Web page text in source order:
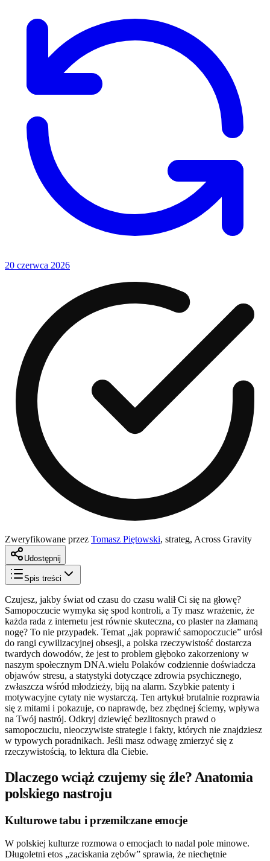
20 czerwca 2026
Zweryfikowane przez Tomasz Piętowski, strateg, Across Gravity
Udostępnij
Spis treści
Czujesz, jakby świat od czasu do czasu walił Ci się na głowę?
Samopoczucie wymyka się spod kontroli, a Ty masz wrażenie, że
każda rada z internetu jest równie skuteczna, co plaster na złamaną
nogę? To nie przypadek. Temat „jak poprawić samopoczucie” urósł
do rangi cywilizacyjnej obsesji, a polska rzeczywistość dostarcza
twardych dowodów, że jest to problem głęboko zakorzeniony w
naszym społecznym DNA.wielu Polaków codziennie doświadcza
objawów stresu, a statystyki dotyczące zdrowia psychicznego,
zwłaszcza wśród młodzieży, biją na alarm. Szybkie patenty i
motywacyjne cytaty nie wystarczą. Ten artykuł brutalnie rozprawia
się z mitami i pokazuje, co naprawdę, bez zbędnej ściemy, wpływa
na Twój nastrój. Odkryj dziewięć bezlitosnych prawd o
samopoczuciu, nieoczywiste strategie i fakty, których nie znajdziesz
w typowych poradnikach. Jeśli masz odwagę zmierzyć się z
rzeczywistością, to lektura dla Ciebie.
Dlaczego wciąż czujemy się źle? Anatomia
polskiego nastroju
Kulturowe tabu i przemilczane emocje
W polskiej kulturze rozmowa o emocjach to nadal pole minowe.
Długoletni etos „zaciskania zębów” sprawia, że niechętnie